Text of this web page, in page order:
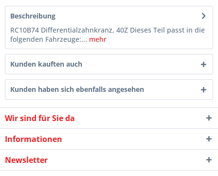
Beschreibung
RC10B74 Differentialzahnkranz, 40Z Dieses Teil passt in die
folgenden Fahrzeuge:... mehr
Kunden kauften auch
Kunden haben sich ebenfalls angesehen
Wir sind für Sie da
Informationen
Newsletter